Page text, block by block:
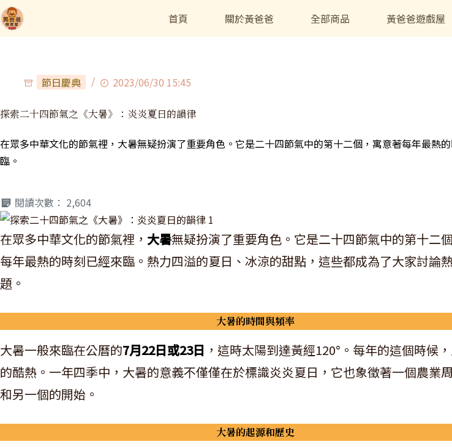
首頁 關於黃爸爸 全部商品 黃爸爸遊戲屋
節日慶典 2023/06/30 15:45
探索二十四節氣之《大暑》：炎炎夏日的韻律
在眾多中華文化的節氣裡，大暑無疑扮演了重要角色。它是二十四節氣中的第十二個，寓意著每年最熱
臨。
閱讀次數： 2,604
在眾多中華文化的節氣裡， 大暑無疑扮演了重要角色。它是二十四節氣中的第十二
每年最熱的時刻已經來臨。熱力四溢的夏日、冰涼的甜點，這些都成為了大家討論
題。
大暑的時間與頻率
大暑一般來臨在公曆的7月22日或23日 ，這時太陽到達黃經120°。每年的這個時候
的酷熱。一年四季中，大暑的意義不僅僅在於標識炎炎夏日，它也象徵著一個農業
和另一個的開始。
大暑的起源和歷史